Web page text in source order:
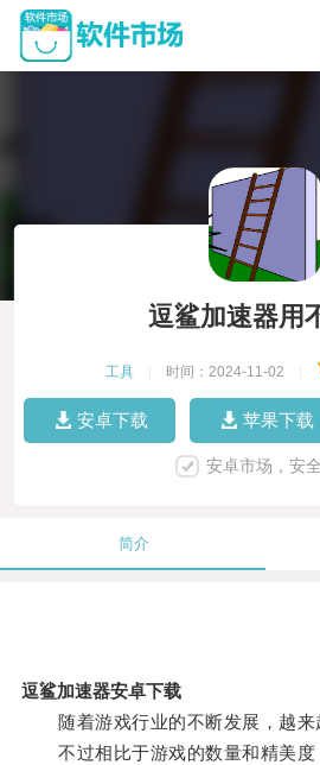
逗鲨加速器用
工具 时间：2024-11-02
安卓下载 苹果下载
安卓市场，安
简介
逗鲨加速器安卓下载
随着游戏行业的不断发展，越来
不过相比于游戏的数量和精美度